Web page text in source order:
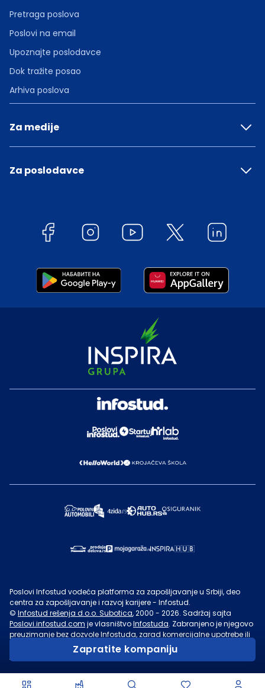
Zapratite kompaniju
Pretraga poslova
Poslovi na email
Upoznajte poslodavce
Dok tražite posao
Arhiva poslova
Za medije
Za poslodavce
Poslovi Infostud vodeća platforma za zapošljavanje u Srbiji, deo
centra za zapošljavanje i razvoj karijere - Infostud.
© Infostud rešenja d.o.o. Subotica, 2000 - 2026. Sadržaj sajta
Poslovi.infostud.com je vlasništvoInfostuda. Zabranjeno je njegovo
preuzimanje bez dozvoleInfostuda, zarad komercijalne upotrebe ili
u druge svrhe, osim za lične potrebe posetilaca sajta.